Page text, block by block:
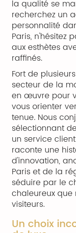
la qualité se
recherchez un
personnalité
Paris, n'hésitez
aux esthètes
raffinés.
Fort de
secteur de la
en œuvre pour
vous orienter
tenue. Nous
sélectionnant
un service
raconte une
d'innovation,
Paris et de la
séduire par le
chaleureux que
visiteurs.
Un choix